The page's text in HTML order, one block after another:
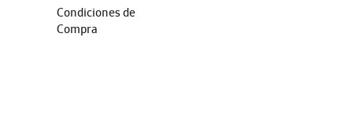
Condiciones de
Compra